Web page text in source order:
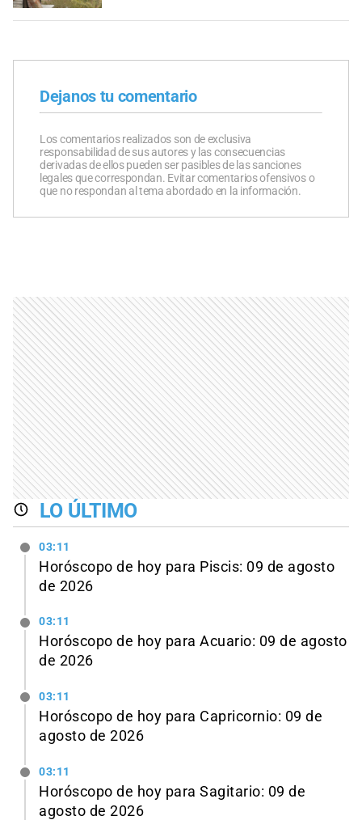
Dejanos tu comentario
Los comentarios realizados son de exclusiva
responsabilidad de sus autores y las consecuencias
derivadas de ellos pueden ser pasibles de las sanciones
legales que correspondan. Evitar comentarios ofensivos o
que no respondan al tema abordado en la información.
LO ÚLTIMO
03:11
Horóscopo de hoy para Piscis: 09 de agosto
de 2026
03:11
Horóscopo de hoy para Acuario: 09 de agosto
de 2026
03:11
Horóscopo de hoy para Capricornio: 09 de
agosto de 2026
03:11
Horóscopo de hoy para Sagitario: 09 de
agosto de 2026